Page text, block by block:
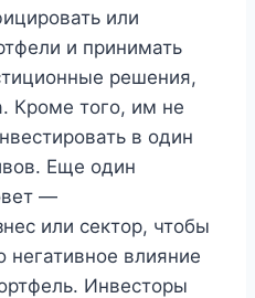
или
и принимать
решения,
Кроме того, им не
в один
Еще один
—
или сектор, чтобы
негативное влияние
Инвесторы